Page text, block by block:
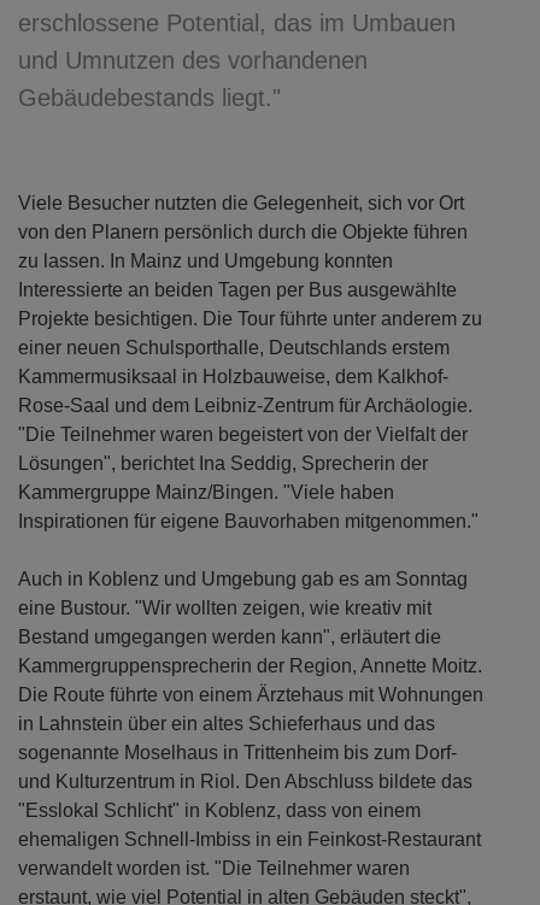
erschlossene Potential, das im Umbauen
und Umnutzen des vorhandenen
Gebäudebestands liegt."
Viele Besucher nutzten die Gelegenheit, sich vor Ort
von den Planern persönlich durch die Objekte führen
zu lassen. In Mainz und Umgebung konnten
Interessierte an beiden Tagen per Bus ausgewählte
Projekte besichtigen. Die Tour führte unter anderem zu
einer neuen Schulsporthalle, Deutschlands erstem
Kammermusiksaal in Holzbauweise, dem Kalkhof-
Rose-Saal und dem Leibniz-Zentrum für Archäologie.
"Die Teilnehmer waren begeistert von der Vielfalt der
Lösungen", berichtet Ina Seddig, Sprecherin der
Kammergruppe Mainz/Bingen. "Viele haben
Inspirationen für eigene Bauvorhaben mitgenommen."
Auch in Koblenz und Umgebung gab es am Sonntag
eine Bustour. "Wir wollten zeigen, wie kreativ mit
Bestand umgegangen werden kann", erläutert die
Kammergruppensprecherin der Region, Annette Moitz.
Die Route führte von einem Ärztehaus mit Wohnungen
in Lahnstein über ein altes Schieferhaus und das
sogenannte Moselhaus in Trittenheim bis zum Dorf-
und Kulturzentrum in Riol. Den Abschluss bildete das
"Esslokal Schlicht" in Koblenz, dass von einem
ehemaligen Schnell-Imbiss in ein Feinkost-Restaurant
verwandelt worden ist. "Die Teilnehmer waren
erstaunt, wie viel Potential in alten Gebäuden steckt",